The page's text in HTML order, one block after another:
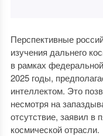
Перспективные
изучения дальнего
в рамках
2025 годы,
интеллектом. Это
несмотря на
отсутствие, заявил в
космической отрасли.